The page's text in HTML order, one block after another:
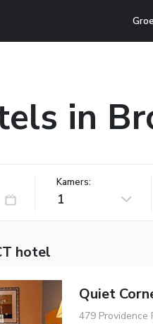
in
Kamers:
1
hotel
Quiet
479 Providence